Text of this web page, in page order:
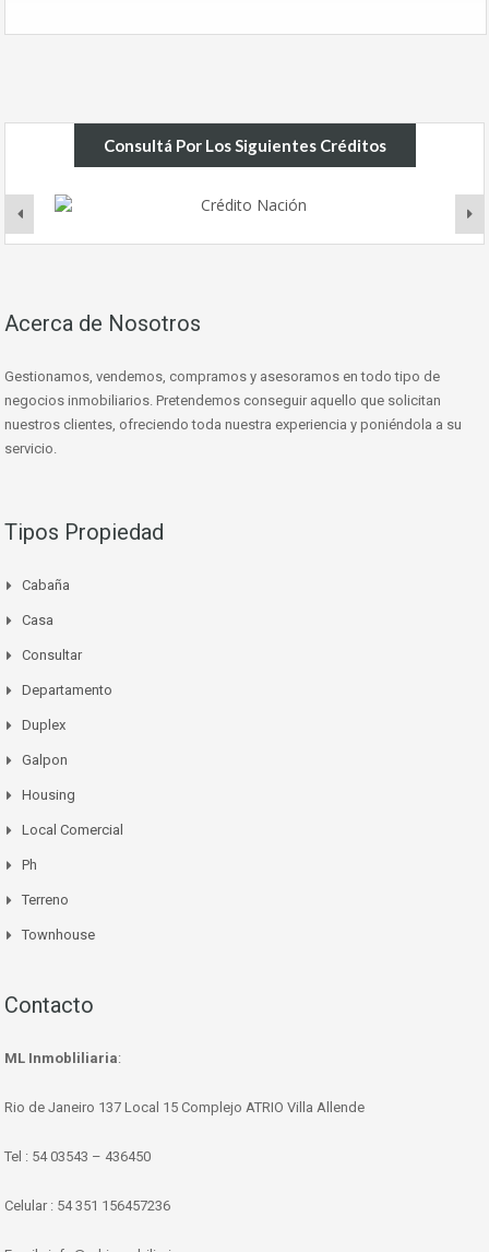
Consultá Por Los Siguientes Créditos
Acerca de Nosotros
Gestionamos, vendemos, compramos y asesoramos en todo tipo de
negocios inmobiliarios. Pretendemos conseguir aquello que solicitan
nuestros clientes, ofreciendo toda nuestra experiencia y poniéndola a su
servicio.
Tipos Propiedad
Cabaña
Casa
Consultar
Departamento
Duplex
Galpon
Housing
Local Comercial
Ph
Terreno
Townhouse
Contacto
ML Inmobliliaria:
Rio de Janeiro 137 Local 15 Complejo ATRIO Villa Allende
Tel : 54 03543 – 436450
Celular : 54 351 156457236